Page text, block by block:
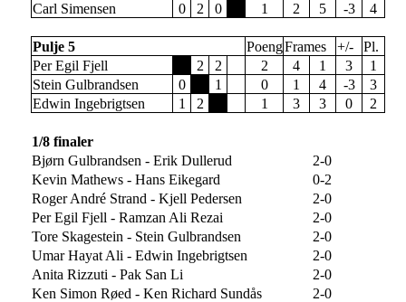
Carl Simensen
0 2 0 1 2 5 -3 4
Pulje 5 PoengFrames +/-
Pl.
Per Egil Fjell
2 2 2 4 1 3
1
Stein Gulbrandsen
0 1 0 1 4 -3
3
Edwin Ingebrigtsen
1 2 1 3 3 0 2
1/8 finaler
Bjørn Gulbrandsen - Erik Dullerud
2-0
Kevin Mathews - Hans Eikegard
0-2
Roger André Strand - Kjell Pedersen
2-0
Per Egil Fjell - Ramzan Ali Rezai
2-0
Tore Skagestein - Stein Gulbrandsen
2-0
Umar Hayat Ali - Edwin Ingebrigtsen
2-0
Anita Rizzuti - Pak San Li
2-0
Ken Simon Røed - Ken Richard Sundås
2-0